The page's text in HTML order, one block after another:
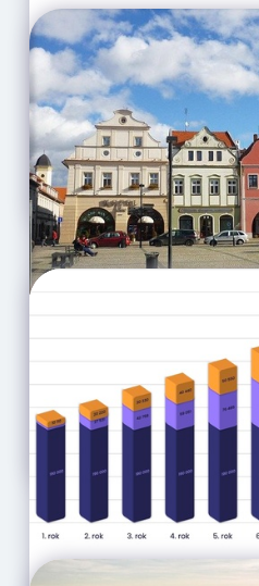
Vyplatí se
nemovitostí při
hypotékách a
maximech?
CELÝ ČLÁNEK
Proč
bytové
CELÝ ČLÁNEK